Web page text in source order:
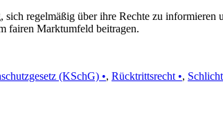
regelmäßig über ihre Rechte zu informieren
fairen Marktumfeld beitragen.
(KSchG) •, Rücktrittsrecht •,